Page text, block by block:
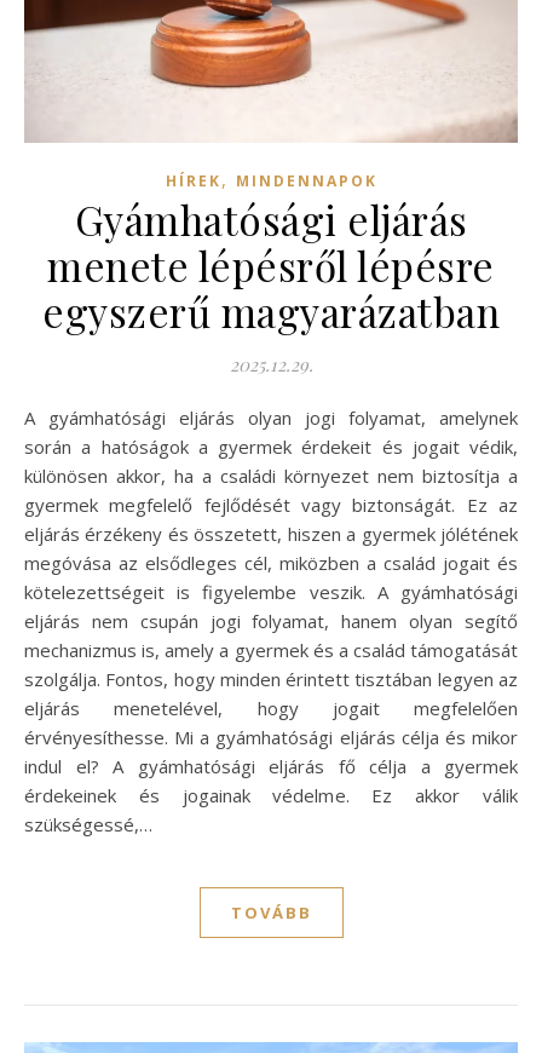
HÍREK, MINDENNAPOK
Gyámhatósági eljárás
menete lépésről lépésre
egyszerű magyarázatban
2025.12.29.
A gyámhatósági eljárás olyan jogi folyamat, amelynek
során a hatóságok a gyermek érdekeit és jogait védik,
különösen akkor, ha a családi környezet nem biztosítja a
gyermek megfelelő fejlődését vagy biztonságát. Ez az
eljárás érzékeny és összetett, hiszen a gyermek jólétének
megóvása az elsődleges cél, miközben a család jogait és
kötelezettségeit is figyelembe veszik. A gyámhatósági
eljárás nem csupán jogi folyamat, hanem olyan segítő
mechanizmus is, amely a gyermek és a család támogatását
szolgálja. Fontos, hogy minden érintett tisztában legyen az
eljárás menetelével, hogy jogait megfelelően
érvényesíthesse. Mi a gyámhatósági eljárás célja és mikor
indul el? A gyámhatósági eljárás fő célja a gyermek
érdekeinek és jogainak védelme. Ez akkor válik
szükségessé,…
TOVÁBB